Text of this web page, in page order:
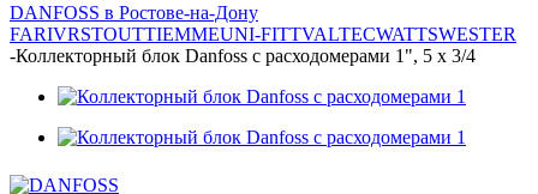
DANFOSS в Ростове-на-Дону
FARIVRSTOUTTIEMMEUNI-FITTVALTECWATTSWESTER
-Коллекторный блок Danfoss с расходомерами 1", 5 х 3/4